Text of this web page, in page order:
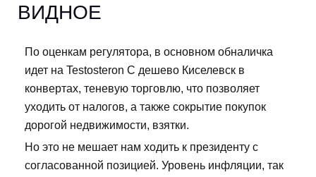
ВИДНОЕ
По оценкам регулятора, в основном обналичка
идет на Testosteron C дешево Киселевск в
конвертах, теневую торговлю, что позволяет
уходить от налогов, а также сокрытие покупок
дорогой недвижимости, взятки.
Но это не мешает нам ходить к президенту с
согласованной позицией. Уровень инфляции, так